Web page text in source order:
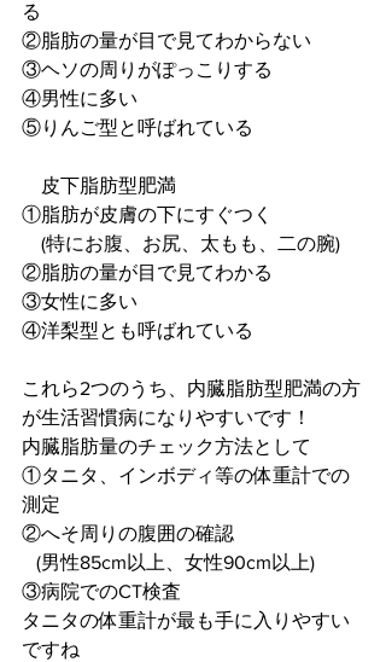
る
②脂肪の量が目で見てわからない
③ヘソの周りがぽっこりする
④男性に多い
⑤りんご型と呼ばれている
皮下脂肪型肥満
①脂肪が皮膚の下にすぐつく
(特にお腹、お尻、太もも、二の腕)
②脂肪の量が目で見てわかる
③女性に多い
④洋梨型とも呼ばれている
これら2つのうち、内臓脂肪型肥満の方
が生活習慣病になりやすいです！
内臓脂肪量のチェック方法として
①タニタ、インボディ等の体重計での
測定
②へそ周りの腹囲の確認
(男性85cm以上、女性90cm以上)
③病院でのCT検査
タニタの体重計が最も手に入りやすい
ですね